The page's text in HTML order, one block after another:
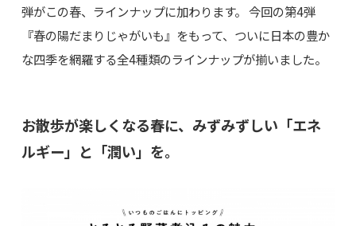
弾がこの春、ラインナップに加わります。 今回の第4弾
『春の陽だまりじゃがいも』をもって、ついに日本の豊か
な四季を網羅する全4種類のラインナップが揃いました。
お散歩が楽しくなる春に、みずみずしい「エネ
ルギー」と「潤い」を。